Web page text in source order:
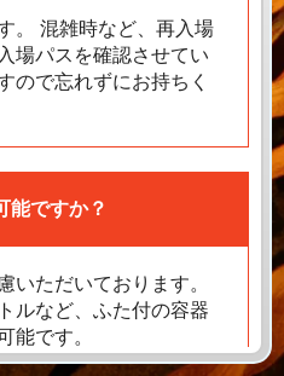
。 混雑時など、再入場
場パスを確認させてい
ので忘れずにお持ちく
能ですか？
いただいております。
ルなど、ふた付の容器
能です。
ださい。